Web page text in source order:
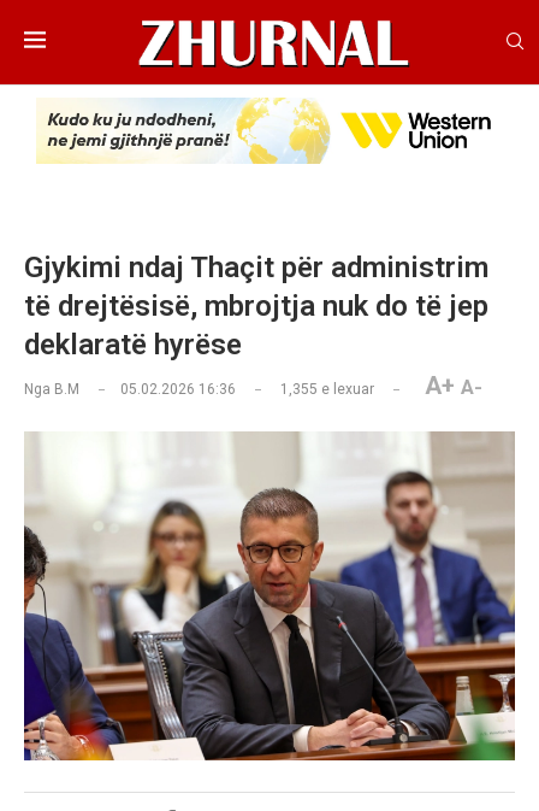
Gjykimi ndaj Thaçit për administrim
të drejtësisë, mbrojtja nuk do të jep
deklaratë hyrëse
Nga B.M 05.02.2026 16:36 1,355 e lexuar A+ A-